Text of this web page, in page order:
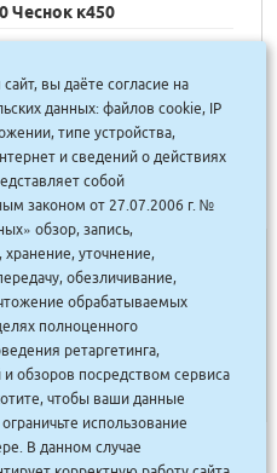
Чеснок к450
Купить
| МАҔАҺЫЫННАР
|ЮРИДИЧЕСКАЙ
|
. ИНФОРМАЦИОННЫЕ
вы даёте согласие на
данных: файлов cookie, IP
типе устройства,
и сведений о действиях
собой
законом от 27.07.2006 г. №
обзор, запись,
уточнение,
обезличивание,
обрабатываемых
полноценного
ретаргетинга,
и обзоров посредством сервиса
чтобы ваши данные
использование
В данном случае